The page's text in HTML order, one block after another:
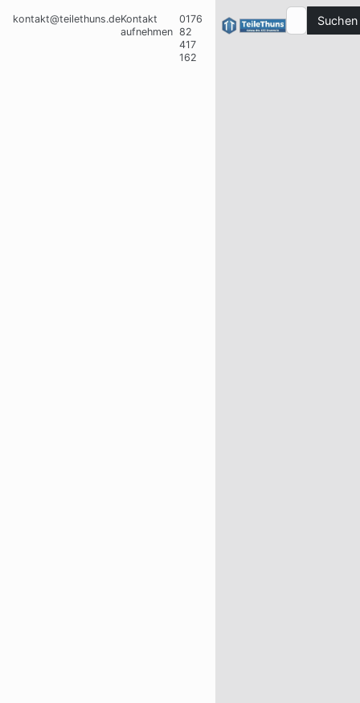
kontakt@teilethuns.deKontakt
aufnehmen
0176
82
417
162
Suchen